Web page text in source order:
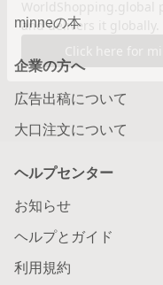
minneの本
企業の方へ
広告出稿について
大口注文について
ヘルプセンター
お知らせ
ヘルプとガイド
利用規約